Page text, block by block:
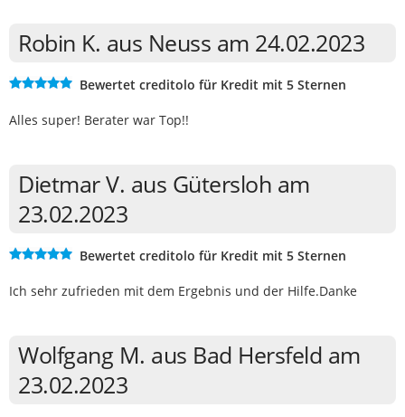
Robin K. aus Neuss am 24.02.2023
Bewertet creditolo für Kredit mit 5 Sternen
Alles super! Berater war Top!!
Dietmar V. aus Gütersloh am
23.02.2023
Bewertet creditolo für Kredit mit 5 Sternen
Ich sehr zufrieden mit dem Ergebnis und der Hilfe.Danke
Wolfgang M. aus Bad Hersfeld am
23.02.2023